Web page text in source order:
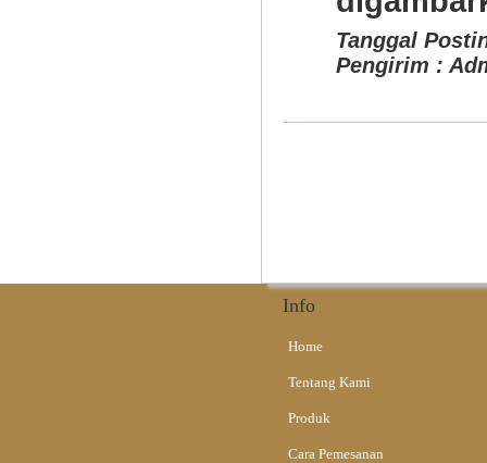
Tanggal
Pengirim :
Info
Home
Tentang Kami
Produk
Cara Pemesanan